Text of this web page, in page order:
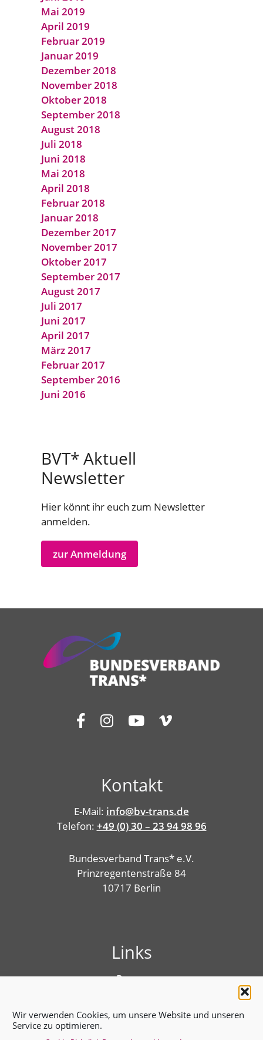
Wir verwenden Cookies, um unsere Website und unseren
Service zu optimieren.
Mai 2019
April 2019
Februar 2019
Januar 2019
Dezember 2018
November 2018
Oktober 2018
September 2018
August 2018
Juli 2018
Juni 2018
Mai 2018
April 2018
Februar 2018
Januar 2018
Dezember 2017
November 2017
Oktober 2017
September 2017
August 2017
Juli 2017
Juni 2017
April 2017
März 2017
Februar 2017
September 2016
Juni 2016
BVT* Aktuell
Newsletter
Hier könnt ihr euch zum Newsletter
anmelden.
zur Anmeldung
Kontakt
E-Mail: info@bv-trans.de
Telefon: +49 (0) 30 – 23 94 98 96
Bundesverband Trans* e.V.
Prinzregentenstraße 84
10717 Berlin
Links
Presse
Benutzungshinweise